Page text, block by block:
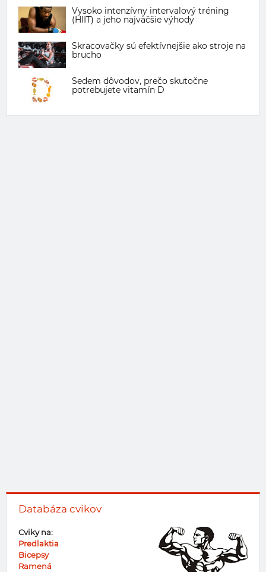
Vysoko intenzívny intervalový tréning
(HIIT) a jeho najväčšie výhody
Skracovačky sú efektívnejšie ako stroje na
brucho
Sedem dôvodov, prečo skutočne
potrebujete vitamín D
Databáza cvikov
Cviky na:
Predlaktia
Bicepsy
Ramená